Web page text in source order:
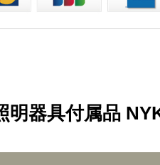
明器具付属品